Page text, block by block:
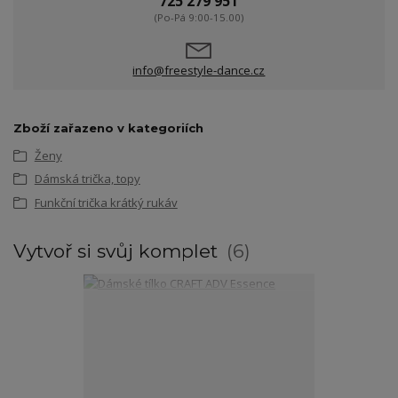
(Po-Pá 9:00-15.00)
info@freestyle-dance.cz
Zboží zařazeno v kategoriích
Ženy
Dámská trička, topy
Funkční trička krátký rukáv
Vytvoř si svůj komplet 6